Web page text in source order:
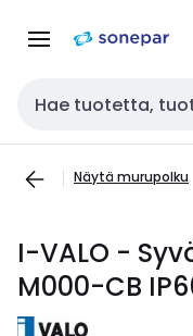
navigointiinsisältöön
Haku
Näytä murupolku
I-VALO -
M000-CB